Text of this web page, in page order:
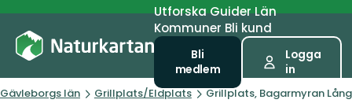
UtforskaGuiderLän
Kommuner Bli kund
Bli
medlem
Logga
in
Gävleborgs län Grillplats/Eldplats Grillplats, Bagarmyran